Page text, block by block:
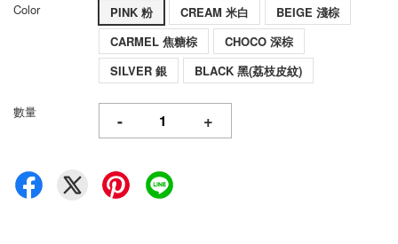
Color PINK 粉 CREAM 米白
BEIGE 淺棕
CARMEL 焦糖棕
CHOCO 深棕
SILVER 銀
BLACK 黑(荔枝皮紋)
數量 - +